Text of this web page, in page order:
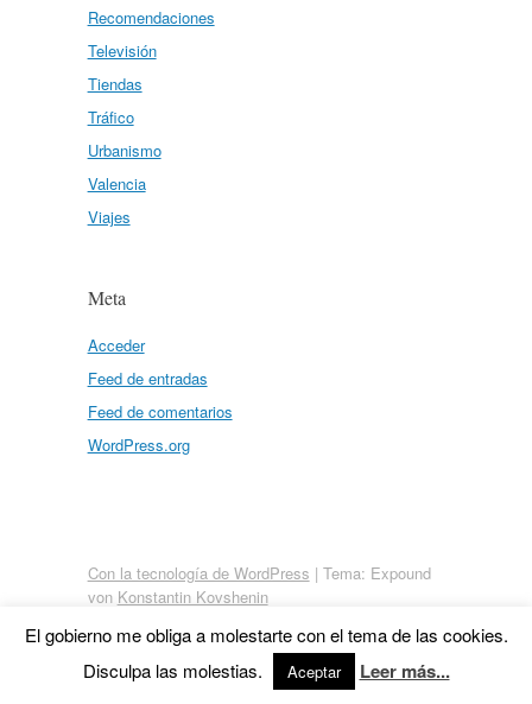
Recomendaciones
Televisión
Tiendas
Tráfico
Urbanismo
Valencia
Viajes
Meta
Acceder
Feed de entradas
Feed de comentarios
WordPress.org
Con la tecnología de WordPress | Tema: Expound
von Konstantin Kovshenin
El gobierno me obliga a molestarte con el tema de las cookies.
Disculpa las molestias.
Aceptar Leer más...